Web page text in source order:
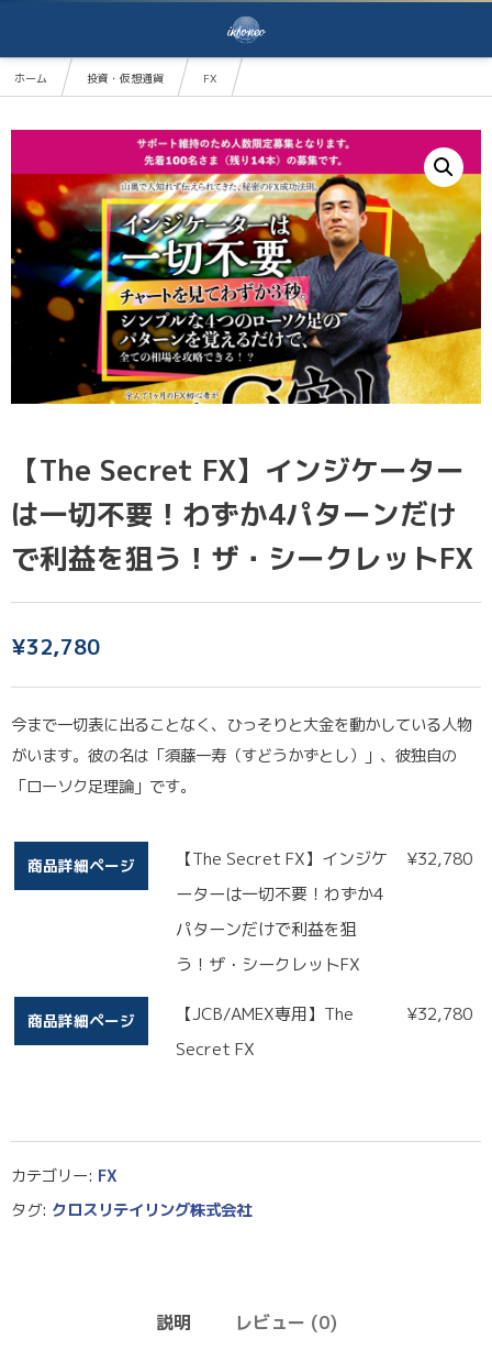
ホーム 投資・仮想通貨
FX
【The Secret FX】インジケーター
は一切不要！わずか4パターンだけ
で利益を狙う！ザ・シークレットFX
¥32,780
今まで一切表に出ることなく、ひっそりと大金を動かしている人物
がいます。彼の名は「須藤一寿（すどうかずとし）」、彼独自の
「ローソク足理論」です。
商品詳細ページ
【The Secret FX】インジケ
ーターは一切不要！わずか4
パターンだけで利益を狙
う！ザ・シークレットFX
¥32,780
商品詳細ページ
【JCB/AMEX専用】The
Secret FX
¥32,780
カテゴリー: FX
タグ: クロスリテイリング株式会社
説明 レビュー (0)